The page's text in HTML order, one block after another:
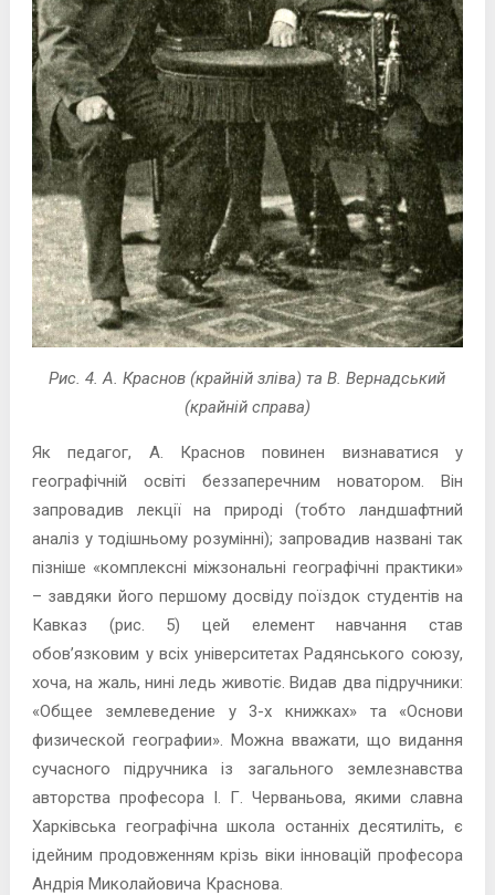
Рис. 4. А. Краснов (крайній зліва) та В. Вернадський
(крайній справа)
Як педагог, А. Краснов повинен визнаватися у
географічній освіті беззаперечним новатором. Він
запровадив лекції на природі (тобто ландшафтний
аналіз у тодішньому розумінні); запровадив названі так
пізніше «комплексні міжзональні географічні практики»
– завдяки його першому досвіду поїздок студентів на
Кавказ (рис. 5) цей елемент навчання став
обов’язковим у всіх університетах Радянського союзу,
хоча, на жаль, нині ледь животіє. Видав два підручники:
«Общее землеведение у 3-х книжках» та «Основи
физической географии». Можна вважати, що видання
сучасного підручника із загального землезнавства
авторства професора І. Г. Черваньова, якими славна
Харківська географічна школа останніх десятиліть, є
ідейним продовженням крізь віки інновацій професора
Андрія Миколайовича Краснова.